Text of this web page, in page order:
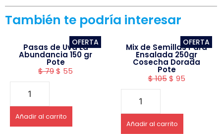
También te podría interesar
OFERTA
Pasas de Uva La
Abundancia 150 gr
Pote
$79$ 55
Añadir al carrito
OFERTA
Mix de Semillas Para
Ensalada 250gr
Cosecha Dorada
Pote
$105 $ 95
Añadir al carrito